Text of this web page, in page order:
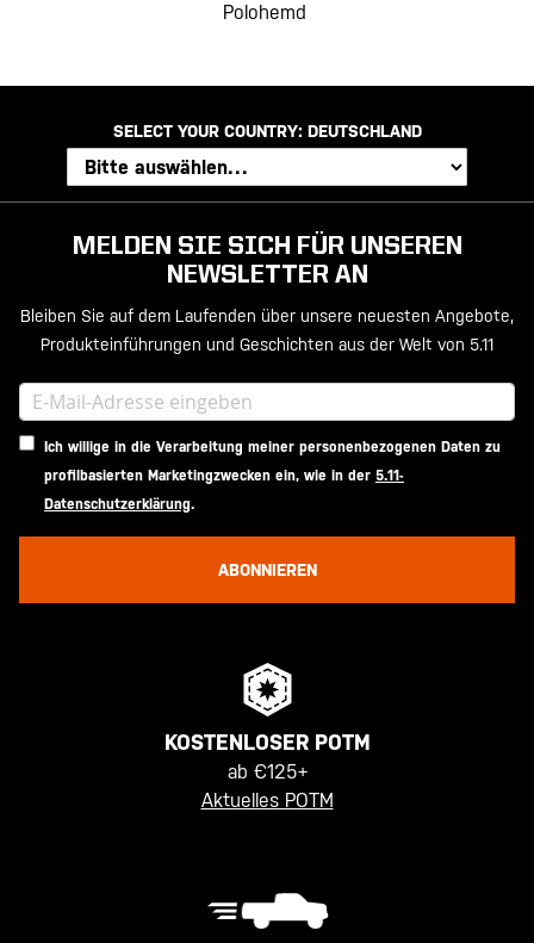
Polohemd
SELECT YOUR COUNTRY: DEUTSCHLAND
MELDEN SIE SICH FÜR UNSEREN
NEWSLETTER AN
Bleiben Sie auf dem Laufenden über unsere neuesten Angebote,
Produkteinführungen und Geschichten aus der Welt von 5.11
Ich willige in die Verarbeitung meiner personenbezogenen Daten zu
profilbasierten Marketingzwecken ein, wie in der 5.11-
Datenschutzerklärung.
ABONNIEREN
KOSTENLOSER POTM
ab €125+
Aktuelles POTM